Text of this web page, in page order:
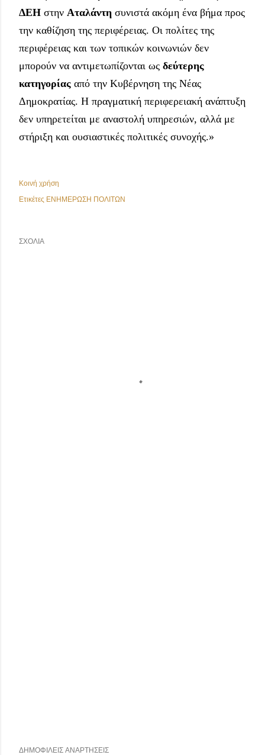
ΔΕΗ στην Αταλάντη συνιστά ακόμη ένα βήμα προς
την καθίζηση της περιφέρειας. Οι πολίτες της
περιφέρειας και των τοπικών κοινωνιών δεν
μπορούν να αντιμετωπίζονται ως δεύτερης
κατηγορίας από την Κυβέρνηση της Νέας
Δημοκρατίας. Η πραγματική περιφερειακή ανάπτυξη
δεν υπηρετείται με αναστολή υπηρεσιών, αλλά με
στήριξη και ουσιαστικές πολιτικές συνοχής.»
Κοινή χρήση
Ετικέτες ΕΝΗΜΕΡΩΣΗ ΠΟΛΙΤΩΝ
ΣΧΌΛΙΑ
ΔΗΜΟΦΙΛΕΊΣ ΑΝΑΡΤΉΣΕΙΣ